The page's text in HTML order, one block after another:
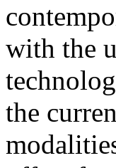
with the
the